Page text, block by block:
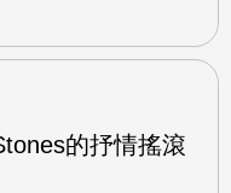
的抒情搖滾